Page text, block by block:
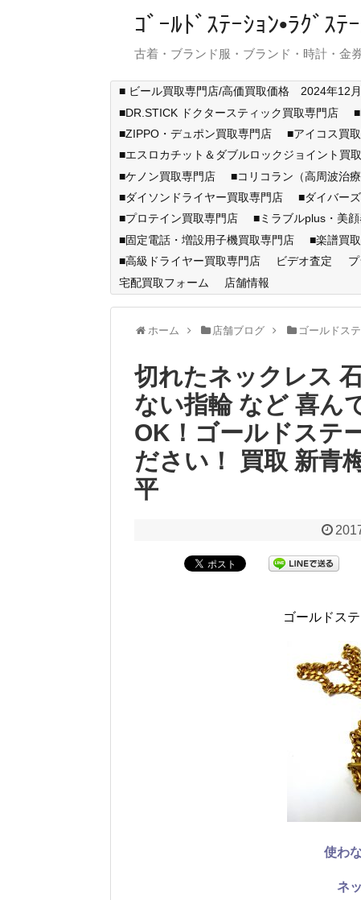
ｺﾞｰﾙﾄﾞｽﾃｰｼｮﾝ•ﾗｸﾞｽ
古着・ブランド服・ブランド・時計・
■ ビール買取専門店/高価買取価格 2024年12
■DR.STICK ドクタースティック買取専門店
■ZIPPO・デュポン買取専門店
■アイコス買
■エスロカチット＆ダブルロックジョイント買
■ケノン買取専門店
■コリコラン（高周波治
■ダイソンドライヤー買取専門店
■ダイバー
■プロテイン買取専門店
■ミラブルplus・美
■固定電話・増設用子機買取専門店
■楽譜買
■高級ドライヤー買取専門店
ビデオ査定
宅配買取フォーム
店舗情報
ホーム 店舗ブログ ゴールドス
切れたネックレス
ない指輪 など 喜ん
OK！ゴールドステ
ださい！ 買取 新青
平
ゴールドス
使わ
ネ